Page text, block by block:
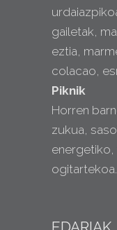
gailetak,
eztia,
colacao,
Piknik
Horren
zukua,
energetiko,
ogitartekoa.